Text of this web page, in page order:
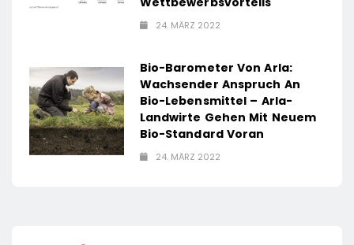
24. MÄRZ 2022
Bio-Barometer Von Arla:
Wachsender Anspruch An
Bio-Lebensmittel – Arla-
Landwirte Gehen Mit Neuem
Bio-Standard Voran
24. MÄRZ 2022